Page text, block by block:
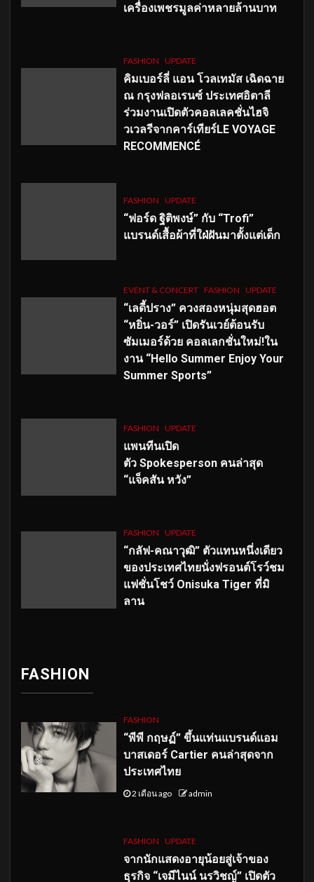
เครื่องเพชรมูลค่าหลายล้านบาท
FASHION UPDATE
คิมเบอร์ลี่ แอน โวลเทมัส เฉิดฉาย
ณ กรุงฟลอเรนซ์ ประเทศอิตาลี
ร่วมงานเปิดตัวคอลเลคชั่นไฮจิ
วเวลรีจากคาร์เทียร์LE VOYAGE
RECOMMENCÉ
FASHION UPDATE
“ฟอร์ด ฐิติพงษ์” กับ “Trofi”
แบรนด์เสื้อผ้าที่ใฝ่ฝันมาตั้งแต่เด็ก
EVENT & CONCERT FASHION UPDATE
“เลดี้ปราง” ควงสองหนุ่มสุดฮอต
“หยิ่น-วอร์” เปิดรันเวย์ต้อนรับ
ซัมเมอร์ด้วย คอลเลกชั่นใหม่!ใน
งาน “Hello Summer Enjoy Your
Summer Sports”
FASHION UPDATE
แพนทีนเปิด
ตัว Spokesperson คนล่าสุด
“แจ็คสัน หวัง”
FASHION UPDATE
“กลัฟ-คณาวุฒิ” ตัวแทนหนึ่งเดียว
ของประเทศไทยนั่งฟรอนต์โรว์ชม
แฟชั่นโชว์ Onisuka Tiger ที่มิ
ลาน
FASHION
FASHION
“พีพี กฤษฏ์” ขึ้นแท่นแบรนด์แอม
บาสเดอร์ Cartier คนล่าสุดจาก
ประเทศไทย
2 เดือน ago admin
FASHION UPDATE
จากนักแสดงอายุน้อยสู่เจ้าของ
ธุรกิจ “เจมีไนน์ นรวิชญ์” เปิดตัว